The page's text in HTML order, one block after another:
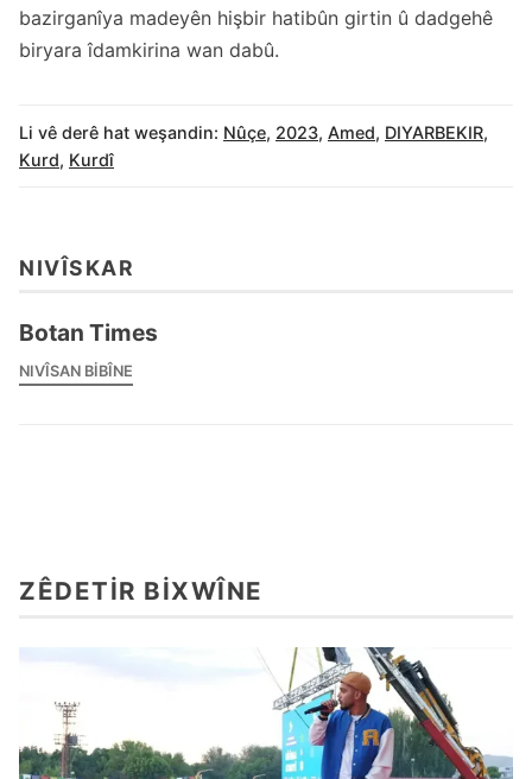
bazirganîya madeyên hişbir hatibûn girtin û dadgehê
biryara îdamkirina wan dabû.
Li vê derê hat weşandin: Nûçe, 2023, Amed, DIYARBEKIR,
Kurd, Kurdî
NIVÎSKAR
Botan Times
NIVÎSAN BIBÎNE
ZÊDETIR BIXWÎNE